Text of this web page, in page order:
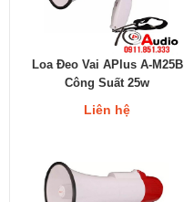
Loa Đeo Vai APlus A-M25B
Công Suất 25w
Liên hệ